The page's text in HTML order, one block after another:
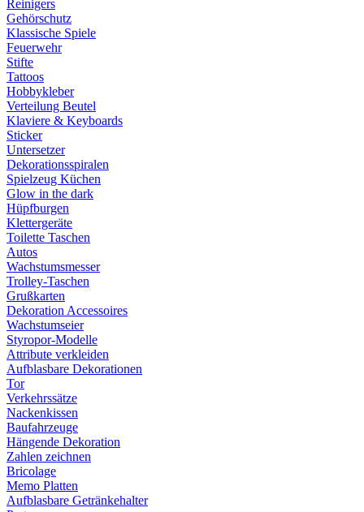
Reinigers
Gehörschutz
Klassische Spiele
Feuerwehr
Stifte
Tattoos
Hobbykleber
Verteilung Beutel
Klaviere & Keyboards
Sticker
Untersetzer
Dekorationsspiralen
Spielzeug Küchen
Glow in the dark
Hüpfburgen
Klettergeräte
Toilette Taschen
Autos
Wachstumsmesser
Trolley-Taschen
Grußkarten
Dekoration Accessoires
Wachstumseier
Styropor-Modelle
Attribute verkleiden
Aufblasbare Dekorationen
Tor
Verkehrssätze
Nackenkissen
Baufahrzeuge
Hängende Dekoration
Zahlen zeichnen
Bricolage
Memo Platten
Aufblasbare Getränkehalter